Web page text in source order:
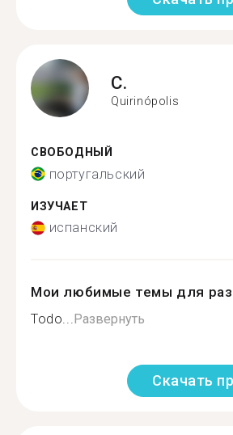
C.
Quirinópolis
СВОБОДНЫЙ
португальский
ИЗУЧАЕТ
испанский
Мои любимые темы для
Todo...Развернуть
Скачать